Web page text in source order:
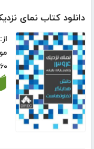
دانلود کتاب نمای نزدیک 1394 پلتفرم رایانه:
از:
۶۰ صفحه